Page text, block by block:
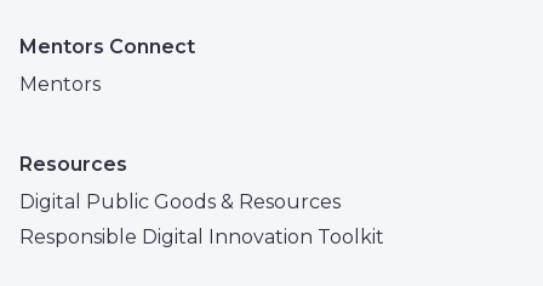
Mentors Connect
Mentors
Resources
Digital Public Goods & Resources
Responsible Digital Innovation Toolkit